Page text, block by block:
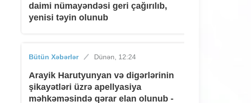
daimi nümayəndəsi geri çağırılıb,
yenisi təyin olunub
Bütün Xəbərlər Dünən, 12:24
Arayik Harutyunyan və digərlərinin
şikayətləri üzrə apellyasiya
məhkəməsində qərar elan olunub -